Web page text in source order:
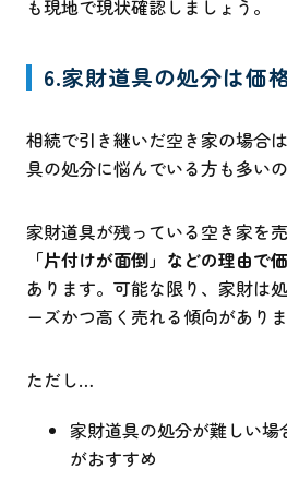
も現地で現状確認しましょう。
6.家財道具の処分は価
相続で引き継いだ空き家の場合
具の処分に悩んでいる方も多い
家財道具が残っている空き家を売
「片付けが面倒」などの理由で
あります。可能な限り、家財は
ーズかつ高く売れる傾向がありま
ただし…
家財道具の処分が難しい場
がおすすめ